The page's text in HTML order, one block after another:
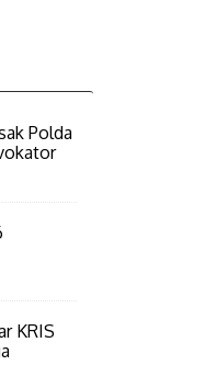
Polda
KRIS